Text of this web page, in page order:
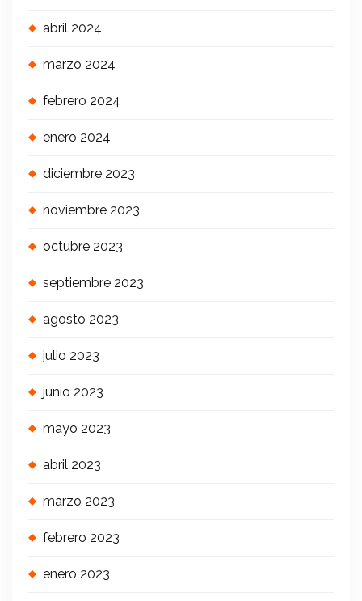
abril 2024
marzo 2024
febrero 2024
enero 2024
diciembre 2023
noviembre 2023
octubre 2023
septiembre 2023
agosto 2023
julio 2023
junio 2023
mayo 2023
abril 2023
marzo 2023
febrero 2023
enero 2023